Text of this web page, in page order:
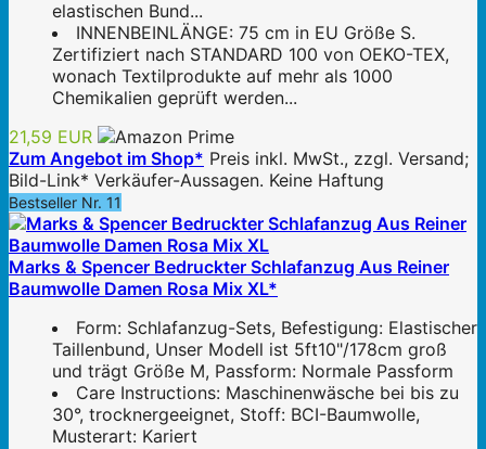
elastischen Bund...
INNENBEINLÄNGE: 75 cm in EU Größe S.
Zertifiziert nach STANDARD 100 von OEKO-TEX,
wonach Textilprodukte auf mehr als 1000
Chemikalien geprüft werden...
21,59 EUR
Zum Angebot im Shop* Preis inkl. MwSt., zzgl. Versand;
Bild-Link* Verkäufer-Aussagen. Keine Haftung
Bestseller Nr. 11
Marks & Spencer Bedruckter Schlafanzug Aus Reiner
Baumwolle Damen Rosa Mix XL*
Form: Schlafanzug-Sets, Befestigung: Elastischer
Taillenbund, Unser Modell ist 5ft10"/178cm groß
und trägt Größe M, Passform: Normale Passform
Care Instructions: Maschinenwäsche bei bis zu
30°, trocknergeeignet, Stoff: BCI-Baumwolle,
Musterart: Kariert